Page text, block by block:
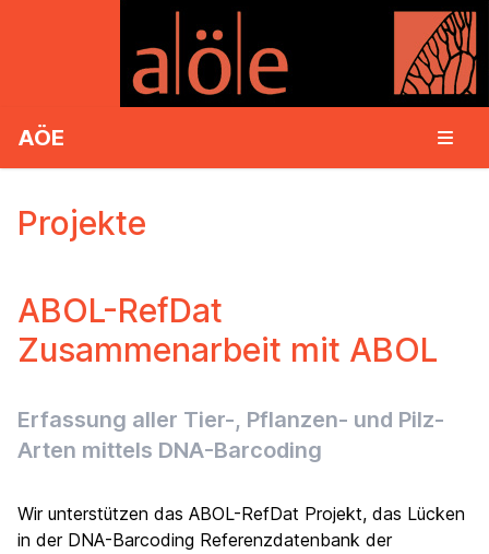
AÖE
Projekte
ABOL-RefDat
Zusammenarbeit mit ABOL
Erfassung aller Tier-, Pflanzen- und Pilz-
Arten mittels DNA-Barcoding
Wir unterstützen das ABOL-RefDat Projekt, das Lücken
in der DNA-Barcoding Referenzdatenbank der